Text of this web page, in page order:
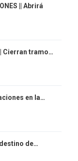
|| Abrirá
Cierran tramo…
en la…
de…